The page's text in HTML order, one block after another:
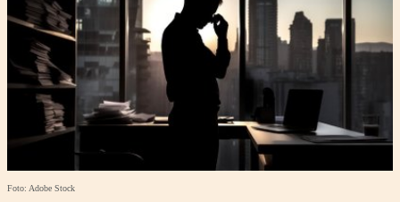
Foto: Adobe Stock